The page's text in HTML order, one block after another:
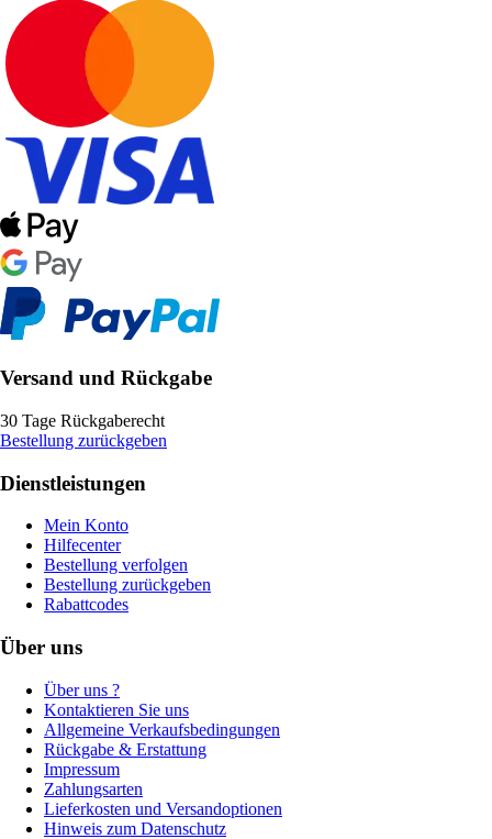
Versand und Rückgabe
30 Tage Rückgaberecht
Bestellung zurückgeben
Dienstleistungen
Mein Konto
Hilfecenter
Bestellung verfolgen
Bestellung zurückgeben
Rabattcodes
Über uns
Über uns ?
Kontaktieren Sie uns
Allgemeine Verkaufsbedingungen
Rückgabe & Erstattung
Impressum
Zahlungsarten
Lieferkosten und Versandoptionen
Hinweis zum Datenschutz